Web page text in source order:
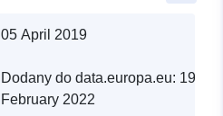
05 April 2019
Dodany do data.europa.eu: 19
February 2022